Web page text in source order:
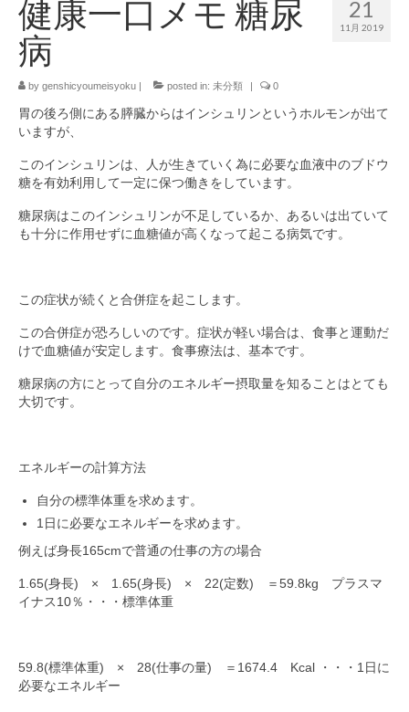
原始長命食コラム
会社概要
会社概要
プライバシーポリシー
21
11月 2019
健康一口メモ 糖尿
病
by genshicyoumeisyoku | posted in: 未分類 | 0
胃の後ろ側にある膵臓からはインシュリンというホルモンが出て
いますが、
このインシュリンは、人が生きていく為に必要な血液中のブドウ
糖を有効利用して一定に保つ働きをしています。
糖尿病はこのインシュリンが不足しているか、あるいは出ていて
も十分に作用せずに血糖値が高くなって起こる病気です。
この症状が続くと合併症を起こします。
この合併症が恐ろしいのです。症状が軽い場合は、食事と運動だ
けで血糖値が安定します。食事療法は、基本です。
糖尿病の方にとって自分のエネルギー摂取量を知ることはとても
大切です。
エネルギーの計算方法
自分の標準体重を求めます。
1日に必要なエネルギーを求めます。
例えば身長165cmで普通の仕事の方の場合
1.65(身長) × 1.65(身長) × 22(定数) ＝59.8kg プラスマ
イナス10％・・・標準体重
59.8(標準体重) × 28(仕事の量) ＝1674.4 Kcal ・・・1日に
必要なエネルギー